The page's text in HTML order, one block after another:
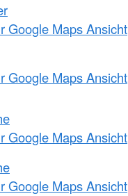
Google Maps Ansicht
Google Maps Ansicht
Google Maps Ansicht
Google Maps Ansicht